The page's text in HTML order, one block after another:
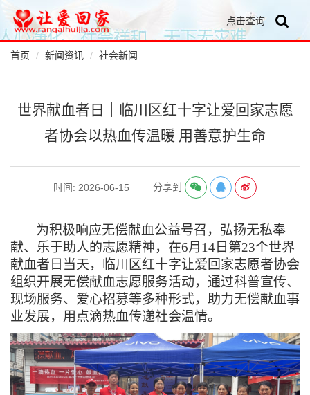
点击查询
首页 新闻资讯 社会新闻
世界献血者日｜临川区红十字让爱回家志愿
者协会以热血传温暖 用善意护生命
时间: 2026-06-15 分享到
为积极响应无偿献血公益号召，弘扬无私奉
献、乐于助人的志愿精神，在6月14日第23个世界
献血者日当天，临川区红十字让爱回家志愿者协会
组织开展无偿献血志愿服务活动，通过科普宣传、
现场服务、爱心招募等多种形式，助力无偿献血事
业发展，用点滴热血传递社会温情。